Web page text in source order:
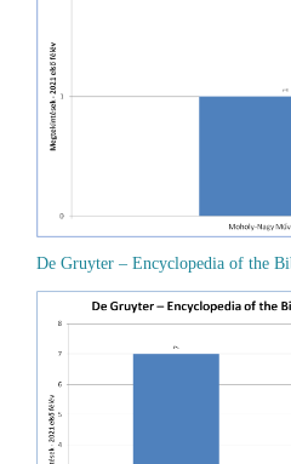
De Gruyter – Encyclopedia of the